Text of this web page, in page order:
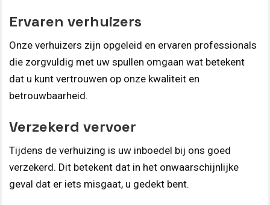
Ervaren verhuizers
Onze verhuizers zijn opgeleid en ervaren professionals
die zorgvuldig met uw spullen omgaan wat betekent
dat u kunt vertrouwen op onze kwaliteit en
betrouwbaarheid.
Verzekerd vervoer
Tijdens de verhuizing is uw inboedel bij ons goed
verzekerd. Dit betekent dat in het onwaarschijnlijke
geval dat er iets misgaat, u gedekt bent.